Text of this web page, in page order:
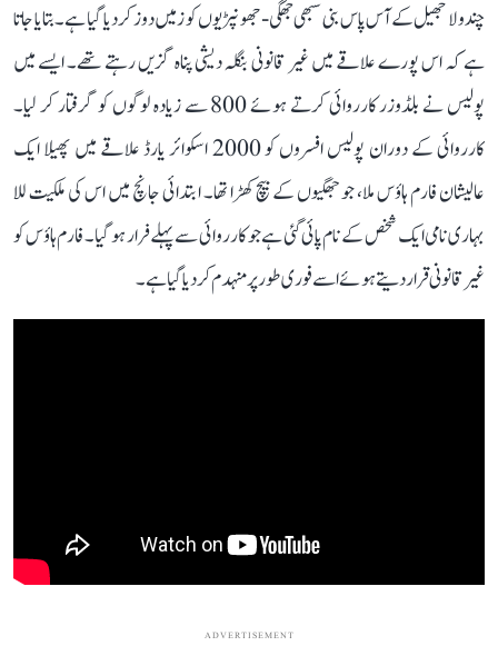
چندولا جھیل کے آس پاس بنی سبھی جھگی-جھونپڑیوں کو زمیں دوز کر دیا گیا ہے۔ بتایا جاتا
ہے کہ اس پورے علاقے میں غیر قانونی بنگلہ دیشی پناہ گزیں رہتے تھے۔ ایسے میں
پولیس نے بلڈوزر کارروائی کرتے ہوئے 800 سے زیادہ لوگوں کو گرفتار کر لیا۔
کارروائی کے دوران پولیس افسروں کو 2000 اسکوائر یارڈ علاقے میں پھیلا ایک
عالیشان فارم ہاؤس ملا، جو جھگیوں کے بیچ کھڑا تھا۔ ابتدائی جانچ میں اس کی ملکیت للا
بہاری نامی ایک شخص کے نام پائی گئی ہے جو کارروائی سے پہلے فرار ہو گیا۔ فارم ہاؤس کو
غیر قانونی قرار دیتے ہوئے اسے فوری طور پر منہدم کر دیا گیا ہے۔
ADVERTISEMENT